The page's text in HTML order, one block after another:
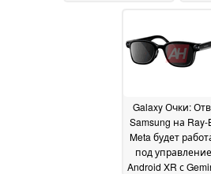
09 May 2026
Galaxy Очки:
Samsung на Ray-
Meta будет
под
Android XR с